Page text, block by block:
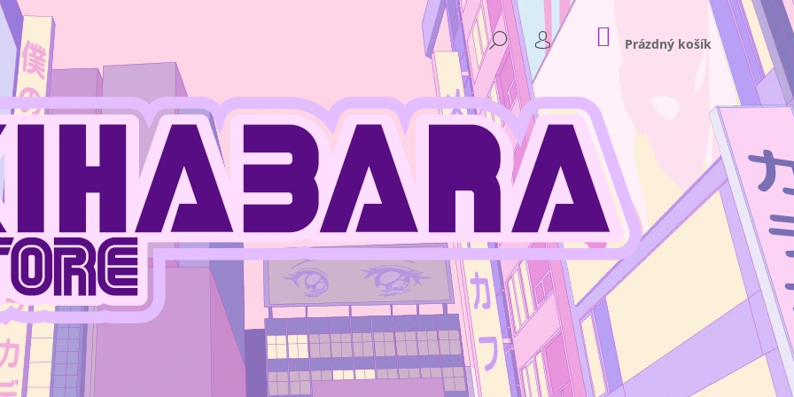
HLEDAT
PŘIHLÁŠENÍ
NÁKUPNÍ
KOŠÍK
Prázdný košík
CO POTŘEBUJETE NAJÍT?
HLEDAT
DOPORUČUJEME
KAISEN - MEGUMI FUSHIGURO ONE PIECE - MONKEY D. LUFFY GEAR 4